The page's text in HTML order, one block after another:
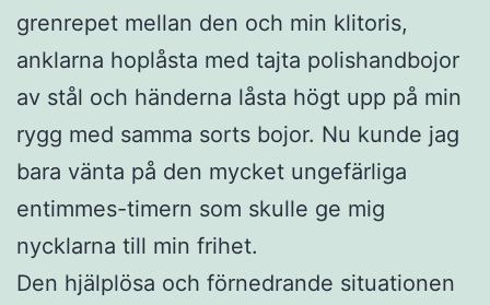
grenrepet mellan den och min klitoris,
anklarna hoplåsta med tajta polishandbojor
av stål och händerna låsta högt upp på min
rygg med samma sorts bojor. Nu kunde jag
bara vänta på den mycket ungefärliga
entimmes-timern som skulle ge mig
nycklarna till min frihet.
Den hjälplösa och förnedrande situationen